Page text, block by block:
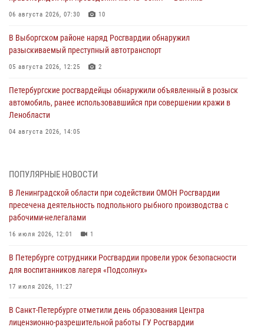
06 августа 2026, 07:30 10
В Выборгском районе наряд Росгвардии обнаружил
разыскиваемый преступный автотранспорт
05 августа 2026, 12:25 2
Петербургские росгвардейцы обнаружили объявленный в розыск
автомобиль, ранее использовавшийся при совершении кражи в
Ленобласти
04 августа 2026, 14:05
также оказали доврачебную помощь пострадавшим
03 августа 2026, 14:15 3 1
Росгвардейцы приняли участие в Большом семейном фестивале
03 августа 2026, 13:26
В Ленинградской области сотрудники Росгвардии обнаружили
пропавшего мальчика с нарушением слуха и помогли ему вернуться
домой
В Санкт-Петербурге при содействии СОБР Росгвардии задержаны
ПОПУЛЯРНЫЕ НОВОСТИ
В Ленинградской области при содействии ОМОН Росгвардии
пресечена деятельность подпольного рыбного производства с
рабочими-нелегалами
16 июля 2026, 12:01 1
В Петербурге сотрудники Росгвардии провели урок безопасности
для воспитанников лагеря «Подсолнух»
17 июля 2026, 11:27
В Санкт-Петербурге отметили день образования Центра
лицензионно-разрешительной работы ГУ Росгвардии